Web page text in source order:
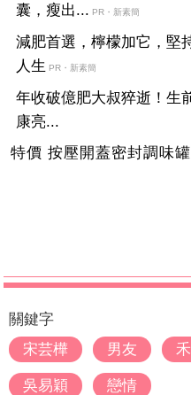
囊，瘦出... PR・新素簡
減肥首選，檸檬加它，堅
人生 PR・新素簡
年收破億肥大叔猝逝！
康亮...
特價 按壓開蓋密封調味罐
關鍵字
宋芸樺
男友
吳易穎 戀情